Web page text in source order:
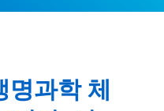
명과학 체